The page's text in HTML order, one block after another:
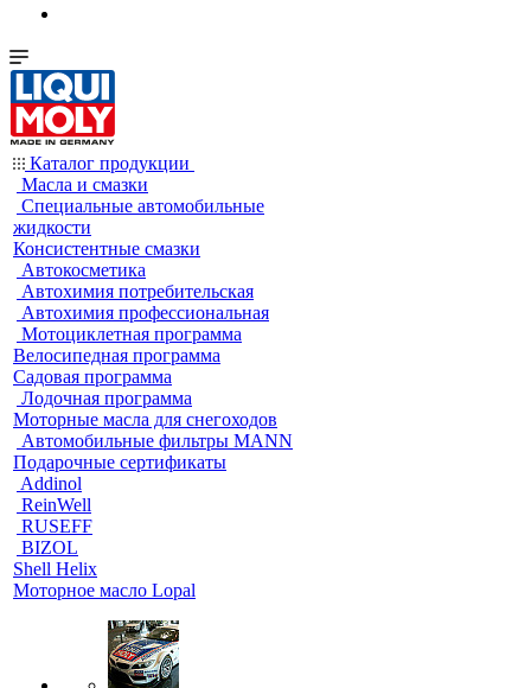
Каталог продукции
Масла и смазки
Специальные автомобильные
жидкости
Консистентные смазки
Автокосметика
Автохимия потребительская
Автохимия профессиональная
Мотоциклетная программа
Велосипедная программа
Садовая программа
Лодочная программа
Моторные масла для снегоходов
Автомобильные фильтры MANN
Подарочные сертификаты
Addinol
ReinWell
RUSEFF
BIZOL
Shell Helix
Моторное масло Lopal